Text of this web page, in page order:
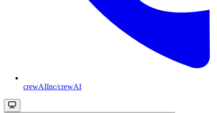
crewAIInc/crewAI